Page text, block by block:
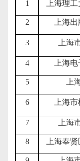
1 上海理
2 上海
3 上海
4 上海
5 上
6 上海
7
上海
8 上海奉